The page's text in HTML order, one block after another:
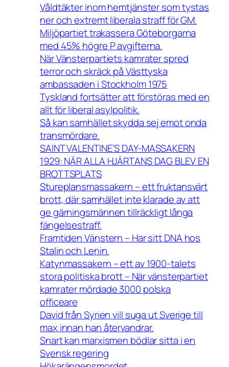
Våldtäkter inom hemtjänster som tystas
ner och extremt liberala straff för GM.
Miljöpartiet trakassera Göteborgarna
med 45% högre P avgifterna.
När Vänsterpartiets kamrater spred
terror och skräck på Västtyska
ambassaden i Stockholm 1975
Tyskland fortsätter att förstöras med en
allt för liberal asylpolitik.
Så kan samhället skydda sej emot onda
transmördare.
SAINT VALENTINE’S DAY-MASSAKERN
1929: NÄR ALLA HJÄRTANS DAG BLEV EN
BROTTSPLATS
Stureplansmassakern – ett fruktansvärt
brott, där samhället inte klarade av att
ge gärningsmännen tillräckligt långa
fängelsestraff.
Framtiden Vänstern – Har sitt DNA hos
Stalin och Lenin.
Katynmassakern – ett av 1900-talets
stora politiska brott – När vänsterpartiet
kamrater mördade 3000 polska
officeare
David från Syrien vill suga ut Sverige till
max innan han återvandrar.
Snart kan marxismen bödlar sitta i en
Svensk regering